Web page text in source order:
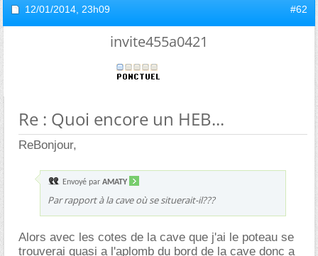
12/01/2014, 23h09 #62
invite455a0421
Re : Quoi encore un HEB...
ReBonjour,
Envoyé par AMATY
Par rapport à la cave où se situerait-il???
Alors avec les cotes de la cave que j'ai le poteau se
trouverai quasi a l'aplomb du bord de la cave donc a